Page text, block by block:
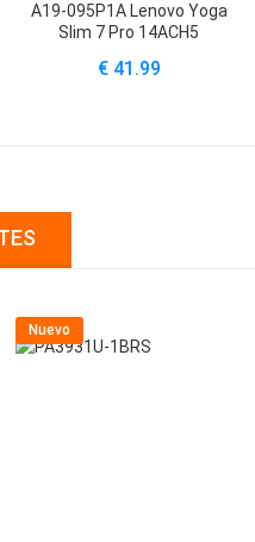
A19-095P1A Lenovo Yoga
Slim 7 Pro 14ACH5
€ 41.99
Nuevo